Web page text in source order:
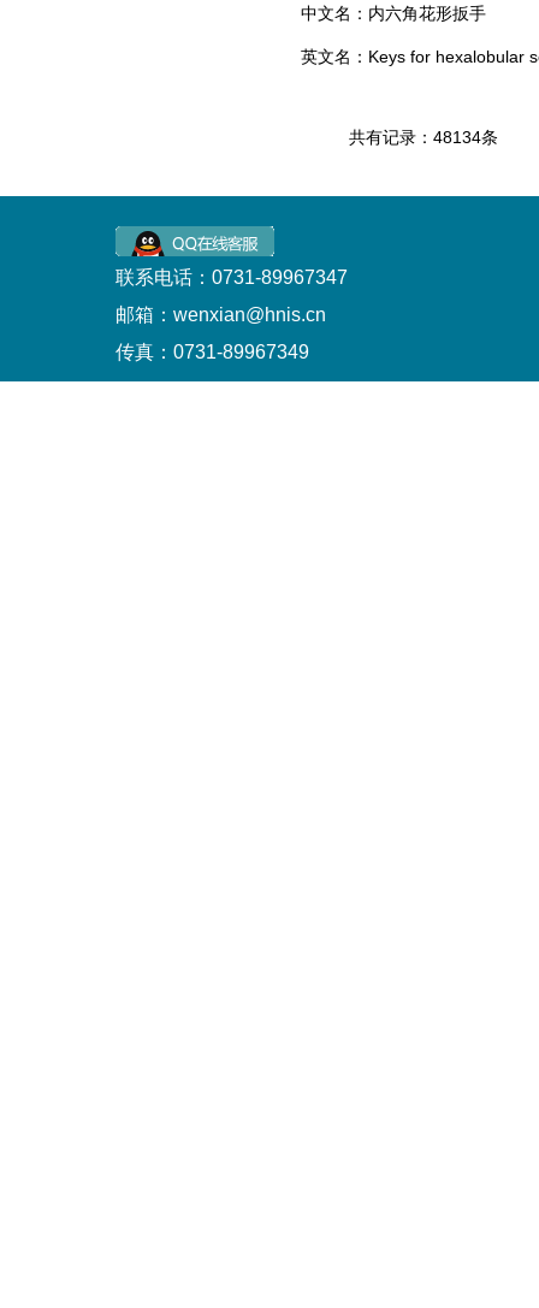
中文名：内六角花形扳手
英文名：Keys for hexalobular
共有记录：48134条
联系电话：0731-89967347
邮箱：wenxian@hnis.cn
传真：0731-89967349